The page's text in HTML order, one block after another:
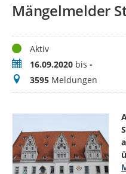
Mängelmelder
StatusAktiv
Zeitraum16.09.2020 bis -
Meldungen
3595 Meldungen